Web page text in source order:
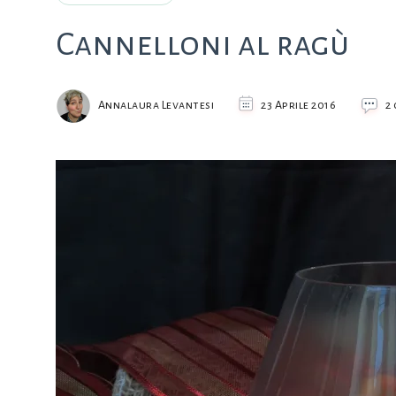
Cannelloni al ragù
Annalaura Levantesi 23 Aprile 2016 2